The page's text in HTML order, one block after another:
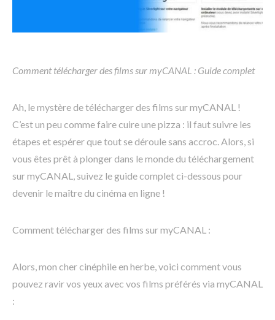
Comment télécharger des films sur myCANAL : Guide complet
Ah, le mystère de télécharger des films sur myCANAL !
C’est un peu comme faire cuire une pizza : il faut suivre les
étapes et espérer que tout se déroule sans accroc. Alors, si
vous êtes prêt à plonger dans le monde du téléchargement
sur myCANAL, suivez le guide complet ci-dessous pour
devenir le maître du cinéma en ligne !
Comment télécharger des films sur myCANAL :
Alors, mon cher cinéphile en herbe, voici comment vous
pouvez ravir vos yeux avec vos films préférés via myCANAL
: